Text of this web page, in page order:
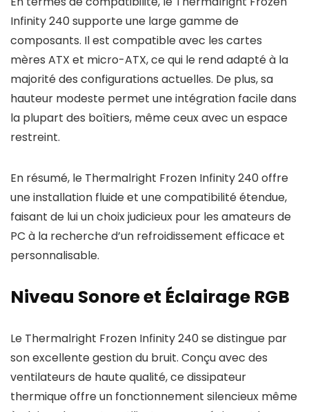
Infinity 240 supporte une large gamme de
composants. Il est compatible avec les cartes
mères ATX et micro-ATX, ce qui le rend adapté à la
majorité des configurations actuelles. De plus, sa
hauteur modeste permet une intégration facile dans
la plupart des boîtiers, même ceux avec un espace
restreint.
En résumé, le Thermalright Frozen Infinity 240 offre
une installation fluide et une compatibilité étendue,
faisant de lui un choix judicieux pour les amateurs de
PC à la recherche d’un refroidissement efficace et
personnalisable.
Niveau Sonore et Éclairage RGB
Le Thermalright Frozen Infinity 240 se distingue par
son excellente gestion du bruit. Conçu avec des
ventilateurs de haute qualité, ce dissipateur
thermique offre un fonctionnement silencieux même